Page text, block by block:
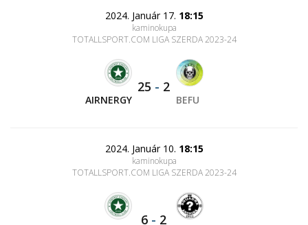
2024. Január 17. 18:15
kaminokupa
TOTALLSPORT.COM LIGA SZERDA 2023-24
AIRNERGY
25 - 2
BEFU
2024. Január 10. 18:15
kaminokupa
TOTALLSPORT.COM LIGA SZERDA 2023-24
6 - 2